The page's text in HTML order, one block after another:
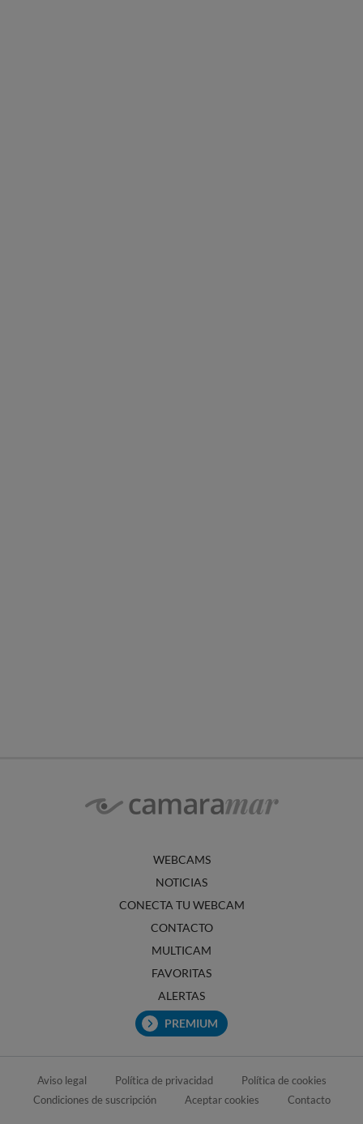
WEBCAMS
NOTICIAS
CONECTA TU WEBCAM
CONTACTO
MULTICAM
FAVORITAS
ALERTAS
PREMIUM
Aviso legal Política de privacidad
Política de cookies
Condiciones de suscripción
Aceptar cookies Contacto